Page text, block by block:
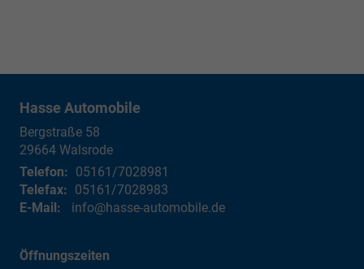
Hasse Automobile
Bergstraße 58
29664 Walsrode
Telefon: 05161/7028981
Telefax: 05161/7028983
E-Mail:
info@hasse-automobile.de
Öffnungszeiten